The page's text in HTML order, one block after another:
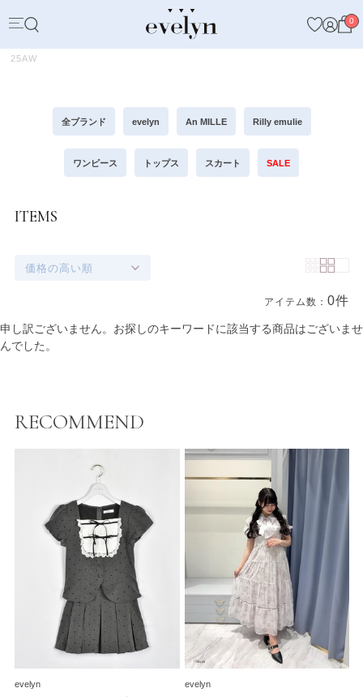
0
25AW
全ブランド evelyn An MILLE Rilly emulie
ワンピース トップス スカート SALE
ITEMS
価格の高い順
アイテム数：0件
商品一覧
申し訳ございません。お探しのキーワードに該当する商品はございませ
んでした。
RECOMMEND
evelyn
evelyn